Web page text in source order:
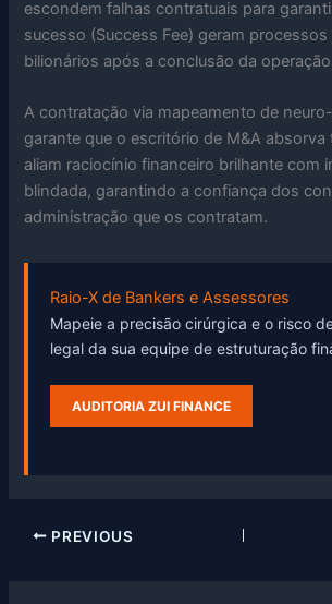
escondem falhas contratuais para
sucesso (Success Fee) geram processos
bilionários após a conclusão da
A contratação via mapeamento de
garante que o escritório de M&A absorva
aliam raciocínio financeiro brilhante com
blindada, garantindo a confiança dos
administração que os contratam.
Raio-X de Bankers e Assessores
Mapeie a precisão cirúrgica e o risco
legal da sua equipe de estruturação
AUDITORIA ZUI FINANCE
PREVIOUS